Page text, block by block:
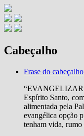
Cabeçalho
Frase do cabeçalho
“EVANGELIZAR,
Espírito Santo,
alimentada pela
evangélica opção
tenham vida,